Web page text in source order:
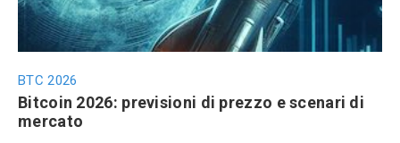
BTC 2026
Bitcoin 2026: previsioni di prezzo e scenari di
mercato